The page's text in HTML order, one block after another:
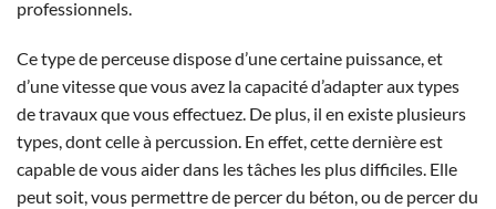
professionnels.
Ce type de perceuse dispose d’une certaine puissance, et
d’une vitesse que vous avez la capacité d’adapter aux types
de travaux que vous effectuez. De plus, il en existe plusieurs
types, dont celle à percussion. En effet, cette dernière est
capable de vous aider dans les tâches les plus difficiles. Elle
peut soit, vous permettre de percer du béton, ou de percer du